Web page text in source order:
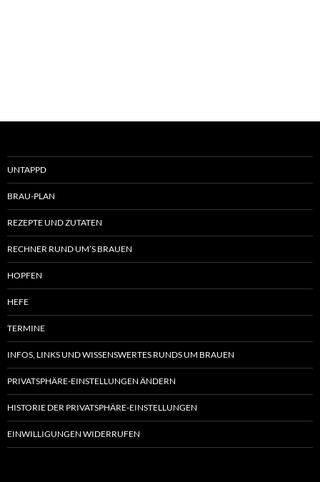
UNTAPPD
BRAU-PLAN
REZEPTE UND ZUTATEN
RECHNER RUND UM’S BRAUEN
HOPFEN
HEFE
TERMINE
INFOS, LINKS UND WISSENSWERTES RUNDS UM BRAUEN
PRIVATSPHÄRE-EINSTELLUNGEN ÄNDERN
HISTORIE DER PRIVATSPHÄRE-EINSTELLUNGEN
EINWILLIGUNGEN WIDERRUFEN